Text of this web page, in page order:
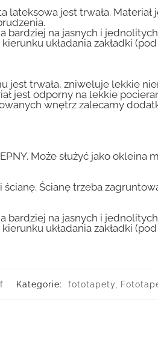
lateksowa jest trwała.
bardziej na jasnych i
układania zakładki
trwała, zniweluje lekkie
jest odporny na lekkie
wnętrz zalecamy
Może służyć jako
Ścianę trzeba
bardziej na jasnych i
układania zakładki
Kategorie: fototapety,